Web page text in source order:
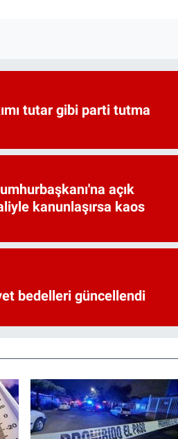
tutar gibi parti tutma
açık
kanunlaşırsa kaos
bedelleri güncellendi